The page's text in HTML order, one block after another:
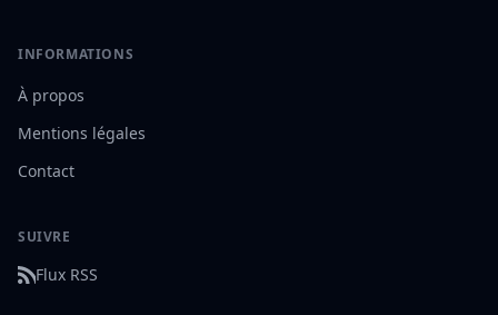
INFORMATIONS
À propos
Mentions légales
Contact
SUIVRE
Flux RSS